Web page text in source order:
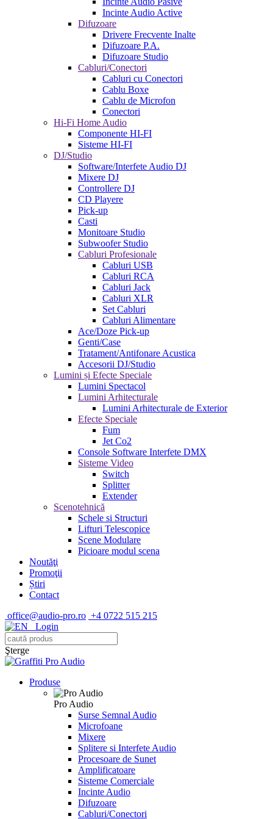
Incinte Audio Active
Difuzoare
Drivere Frecvente Inalte
Difuzoare P.A.
Difuzoare Studio
Cabluri/Conectori
Cabluri cu Conectori
Cablu Boxe
Cablu de Microfon
Conectori
Hi-Fi Home Audio
Componente HI-FI
Sisteme HI-FI
DJ/Studio
Software/Interfete Audio DJ
Mixere DJ
Controllere DJ
CD Playere
Pick-up
Casti
Monitoare Studio
Subwoofer Studio
Cabluri Profesionale
Cabluri USB
Cabluri RCA
Cabluri Jack
Cabluri XLR
Set Cabluri
Cabluri Alimentare
Ace/Doze Pick-up
Genti/Case
Tratament/Antifonare Acustica
Accesorii DJ/Studio
Lumini și Efecte Speciale
Lumini Spectacol
Lumini Arhitecturale
Lumini Arhitecturale de Exterior
Efecte Speciale
Fum
Jet Co2
Console Software Interfete DMX
Sisteme Video
Switch
Splitter
Extender
Scenotehnică
Schele si Structuri
Lifturi Telescopice
Scene Modulare
Picioare modul scena
Noutăţi
Promoţii
Știri
Contact
office@audio-pro.ro +4 0722 515 215
Login
Şterge
Produse
Pro Audio
Surse Semnal Audio
Microfoane
Mixere
Splitere si Interfete Audio
Procesoare de Sunet
Amplificatoare
Sisteme Comerciale
Incinte Audio
Difuzoare
Cabluri/Conectori